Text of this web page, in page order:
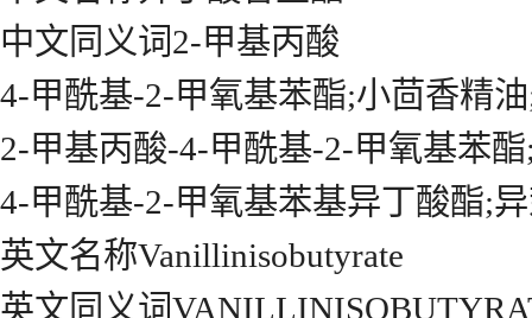
中文同义词2-甲基丙酸
4-甲酰基-2-甲氧基苯酯;小茴香精
2-甲基丙酸-4-甲酰基-2-甲氧基苯
4-甲酰基-2-甲氧基苯基异丁酸酯;
英文名称Vanillinisobutyrate
英文同义词